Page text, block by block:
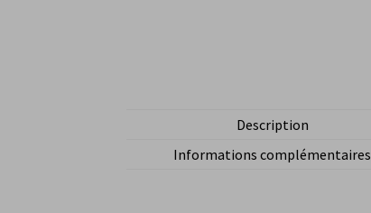
Description
Informations complémentaires